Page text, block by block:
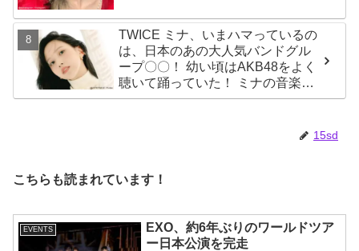
TWICE ミナ、いまハマっているの
は、日本のあの大人気バンドグル
ープ〇〇！ 幼い頃はAKB48をよく
聴いて踊っていた！ ミナの音楽の
趣味が明らかに
15sd
こちらも読まれています！
EVENTS
EXO、約6年ぶりのワールドツア
ー日本公演を完走